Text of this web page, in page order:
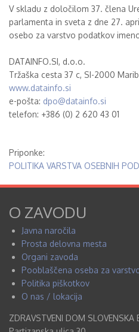
V skladu z določilom 37. člena
parlamenta in sveta z dne 27.
osebo za varstvo podatkov
DATAINFO.SI, d.o.o.
Tržaška cesta 37 c, SI-2000
www.datainfo.si
e-pošta: dpo@datainfo.si
telefon: +386 (0) 2 620 43 01
Priponke:
POLITIKA VARSTVA OSEBNIH
O ZAVODU
Javna naročila
Prosta delovna mesta
Organi zavoda
Pooblaščena oseba za
Politika piškotkov
O nas / lokacija
ZDRAVSTVENI DOM SLOVENSKA